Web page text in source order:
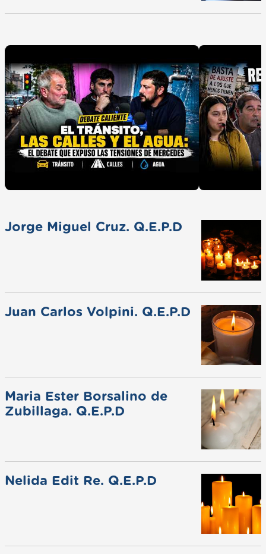
Jorge Miguel Cruz. Q.E.P.D
Juan Carlos Volpini. Q.E.P.D
Maria Ester Borsalino de
Zubillaga. Q.E.P.D
Nelida Edit Re. Q.E.P.D